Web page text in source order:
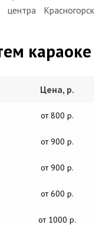
Красногорск
караоке
Цена, р.
от 800 р.
от 900 р.
от 900 р.
от 600 р.
от 1000 р.